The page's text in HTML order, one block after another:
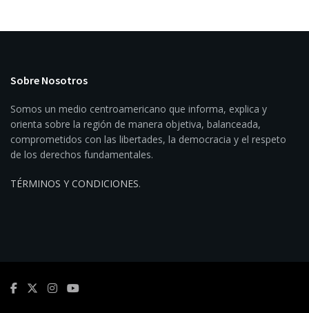
Sobre Nosotros
Somos un medio centroamericano que informa, explica y
orienta sobre la región de manera objetiva, balanceada,
comprometidos con las libertades, la democracia y el respeto
de los derechos fundamentales.
TÉRMINOS Y CONDICIONES.